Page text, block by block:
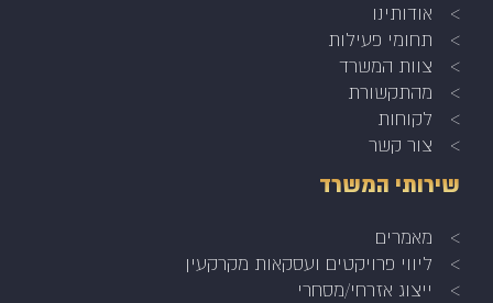
אודותינו
תחומי פעילות
צוות המשרד
מהתקשורת
לקוחות
צור קשר
שירותי המשרד
מאמרים
ליווי פרויקטים ועסקאות מקרקעין
ייצוג אזרחי/מסחרי